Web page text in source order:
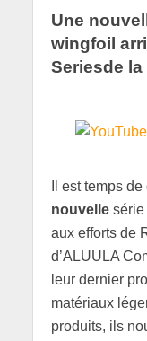
Une
wingfoil
Seriesde
Il est temps
nouvellesérie
aux efforts de
d’ALUULA
leur dernier
matériaux
produits, ils